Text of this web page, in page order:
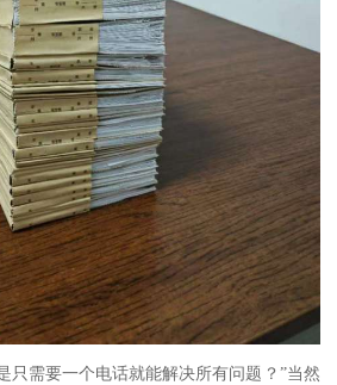
只需要一个电话就能解决所有问题？”当然